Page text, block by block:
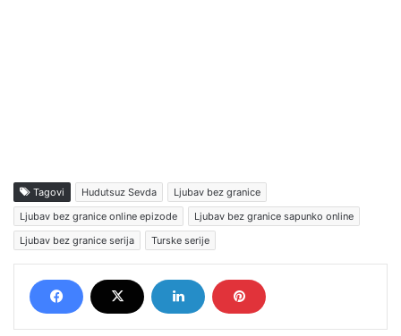
Tagovi Hudutsuz Sevda
Ljubav bez granice
Ljubav bez granice online epizode
Ljubav bez granice sapunko online
Ljubav bez granice serija
Turske serije